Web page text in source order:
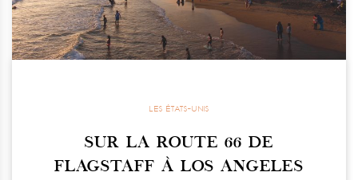
LES ÉTATS-UNIS
SUR LA ROUTE 66 DE
FLAGSTAFF À LOS ANGELES